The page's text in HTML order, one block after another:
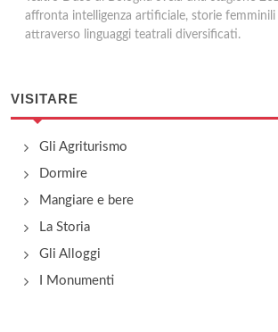
affronta intelligenza artificiale, storie femminili
attraverso linguaggi teatrali diversificati.
VISITARE
Gli Agriturismo
Dormire
Mangiare e bere
La Storia
Gli Alloggi
I Monumenti